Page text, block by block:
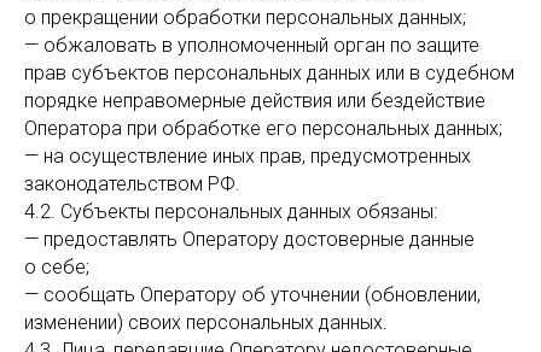
о прекращении обработки персональных данных;
— обжаловать в уполномоченный орган по защите
прав субъектов персональных данных или в судебном
порядке неправомерные действия или бездействие
Оператора при обработке его персональных данных;
— на осуществление иных прав, предусмотренных
законодательством РФ.
4.2. Субъекты персональных данных обязаны:
— предоставлять Оператору достоверные данные
о себе;
— сообщать Оператору об уточнении (обновлении,
изменении) своих персональных данных.